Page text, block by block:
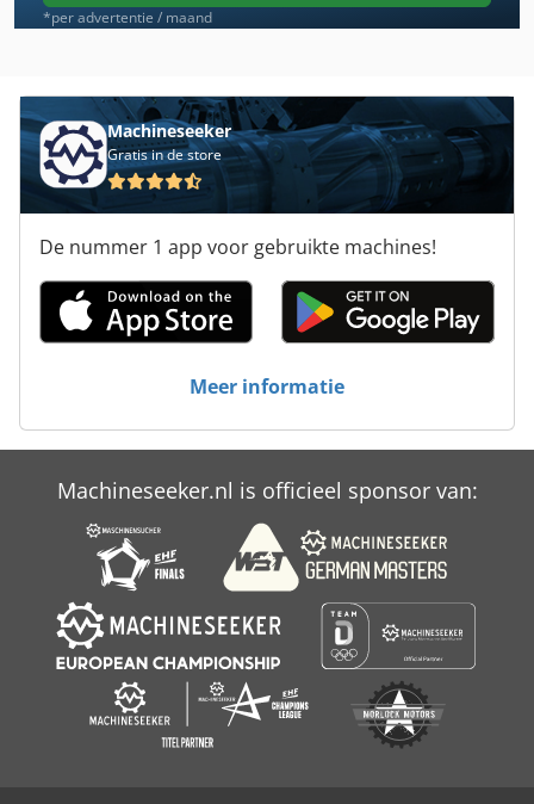
Vierzijdige
Voortman
Wadkin
Wakra Carvers
Weinmann
Wema
Woehler
Woodwop
*per advertentie / maand
Machineseeker
Gratis in de store
De nummer 1 app voor gebruikte machines!
Meer informatie
Machineseeker.nl is officieel sponsor van: